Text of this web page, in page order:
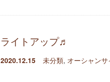
ライトアップ♬
2020.12.15 未分類, オーシャン